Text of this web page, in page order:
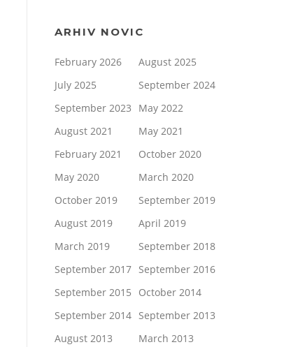
ARHIV NOVIC
February 2026
August 2025
July 2025
September 2024
September 2023
May 2022
August 2021
May 2021
February 2021
October 2020
May 2020
March 2020
October 2019
September 2019
August 2019
April 2019
March 2019
September 2018
September 2017 September 2016
September 2015
October 2014
September 2014 September 2013
August 2013
March 2013